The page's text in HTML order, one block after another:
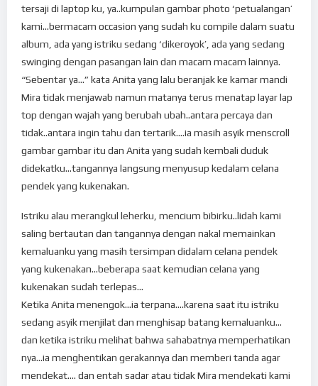
tersaji di laptop ku, ya..kumpulan gambar photo ‘petualangan’
kami…bermacam occasion yang sudah ku compile dalam suatu
album, ada yang istriku sedang ‘dikeroyok’, ada yang sedang
swinging dengan pasangan lain dan macam macam lainnya.
“Sebentar ya…” kata Anita yang lalu beranjak ke kamar mandi
Mira tidak menjawab namun matanya terus menatap layar lap
top dengan wajah yang berubah ubah..antara percaya dan
tidak..antara ingin tahu dan tertarik….ia masih asyik menscroll
gambar gambar itu dan Anita yang sudah kembali duduk
didekatku…tangannya langsung menyusup kedalam celana
pendek yang kukenakan.
Istriku alau merangkul leherku, mencium bibirku..lidah kami
saling bertautan dan tangannya dengan nakal memainkan
kemaluanku yang masih tersimpan didalam celana pendek
yang kukenakan…beberapa saat kemudian celana yang
kukenakan sudah terlepas…
Ketika Anita menengok…ia terpana….karena saat itu istriku
sedang asyik menjilat dan menghisap batang kemaluanku…
dan ketika istriku melihat bahwa sahabatnya memperhatikan
nya…ia menghentikan gerakannya dan memberi tanda agar
mendekat…. dan entah sadar atau tidak Mira mendekati kami